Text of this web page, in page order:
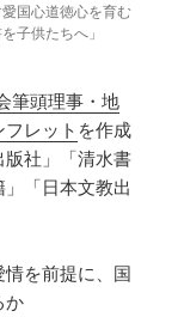
国心道徳心を育む
子供たちへ」
筆頭理事・地
レット を作成
版社」「清水書
「日本文教出
情を前提に、国
か